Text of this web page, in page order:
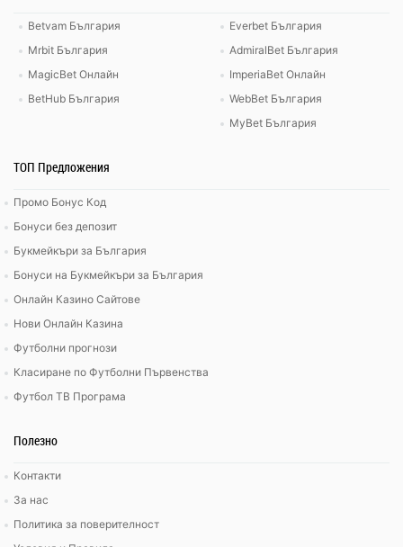
Betvam България
Mrbit България
MagicBet Онлайн
BetHub България
Everbet България
AdmiralBet България
ImperiaBet Онлайн
WebBet България
MyBet България
ТОП Предложения
Промо Бонус Код
Бонуси без депозит
Букмейкъри за България
Бонуси на Букмейкъри за България
Онлайн Казино Сайтове
Нови Онлайн Казина
Футболни прогнози
Класиране по Футболни Първенства
Футбол ТВ Програма
Полезно
Контакти
За нас
Политика за поверителност